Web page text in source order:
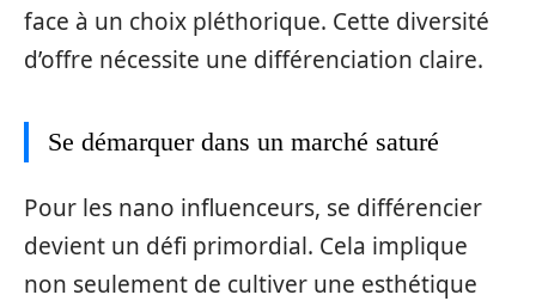
face à un choix pléthorique. Cette diversité
d’offre nécessite une différenciation claire.
Se démarquer dans un marché saturé
Pour les nano influenceurs, se différencier
devient un défi primordial. Cela implique
non seulement de cultiver une esthétique